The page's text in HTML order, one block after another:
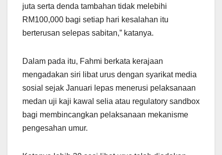
juta serta denda tambahan tidak melebihi
RM100,000 bagi setiap hari kesalahan itu
berterusan selepas sabitan,” katanya.
Dalam pada itu, Fahmi berkata kerajaan
mengadakan siri libat urus dengan syarikat media
sosial sejak Januari lepas menerusi pelaksanaan
medan uji kaji kawal selia atau regulatory sandbox
bagi membincangkan pelaksanaan mekanisme
pengesahan umur.